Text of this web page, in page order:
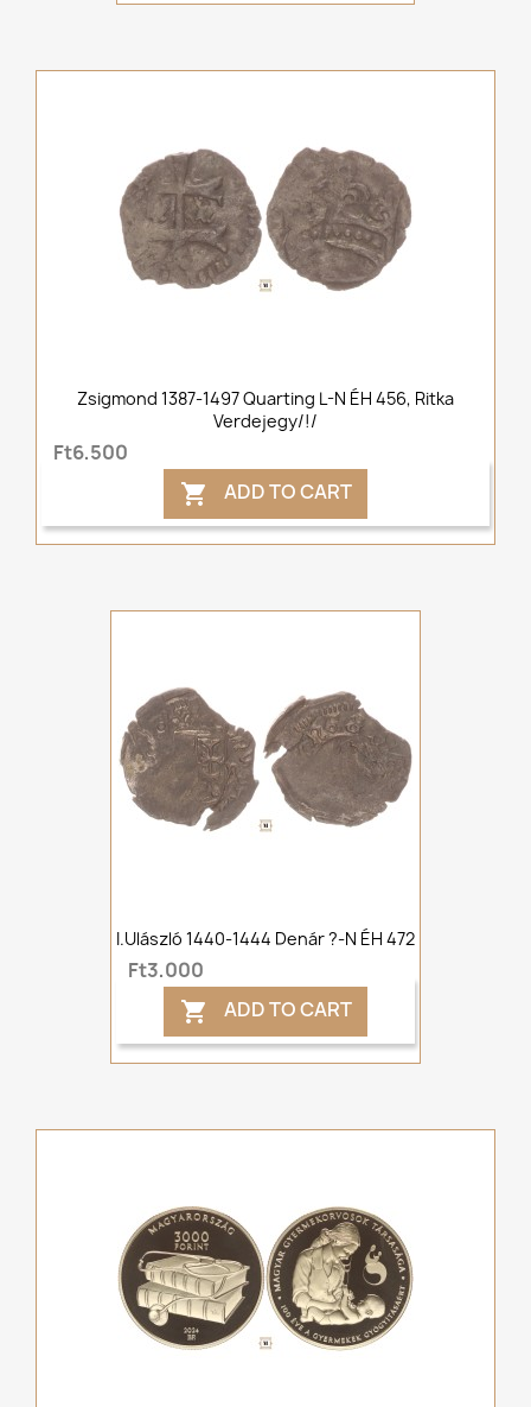
Zsigmond 1387-1497 Quarting L-N ÉH 456, Ritka
Verdejegy/!/
Ft6,500
 ADD TO CART
I.Ulászló 1440-1444 Denár ?-N ÉH 472
Ft3,000
 ADD TO CART